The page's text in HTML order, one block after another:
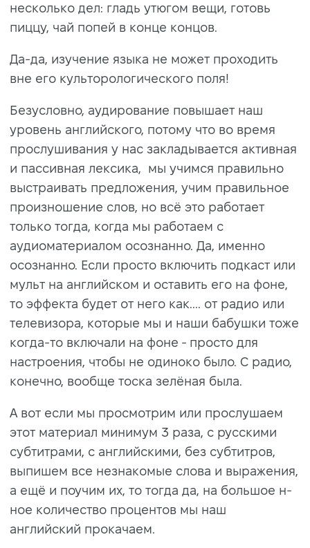
несколько дел: гладь утюгом вещи, готовь
пиццу, чай попей в конце концов.
Да-да, изучение языка не может проходить
вне его культорологического поля!
Безусловно, аудирование повышает наш
уровень английского, потому что во время
прослушивания у нас закладывается активная
и пассивная лексика, мы учимся правильно
выстраивать предложения, учим правильное
произношение слов, но всё это работает
только тогда, когда мы работаем с
аудиоматериалом осознанно. Да, именно
осознанно. Если просто включить подкаст или
мульт на английском и оставить его на фоне,
то эффекта будет от него как.... от радио или
телевизора, которые мы и наши бабушки тоже
когда-то включали на фоне - просто для
настроения, чтобы не одиноко было. С радио,
конечно, вообще тоска зелёная была.
А вот если мы просмотрим или прослушаем
этот материал минимум 3 раза, с русскими
субтитрами, с английскими, без субтитров,
выпишем все незнакомые слова и выражения,
а ещё и поучим их, то тогда да, на большое н-
ное количество процентов мы наш
английский прокачаем.